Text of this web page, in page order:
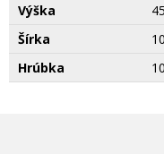
Výška
Šírka
Hrúbka